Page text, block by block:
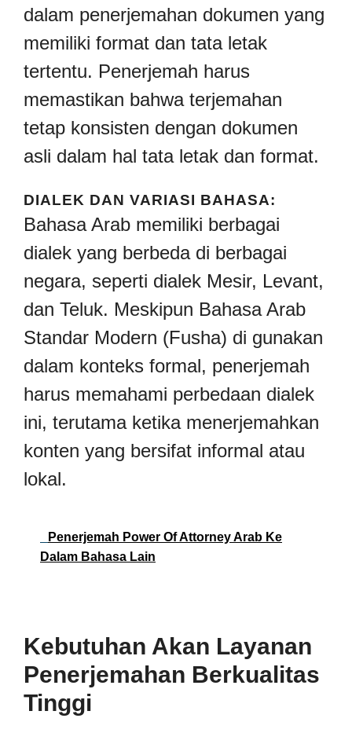
dalam penerjemahan dokumen yang
memiliki format dan tata letak
tertentu. Penerjemah harus
memastikan bahwa terjemahan
tetap konsisten dengan dokumen
asli dalam hal tata letak dan format.
DIALEK DAN VARIASI BAHASA:
Bahasa Arab memiliki berbagai
dialek yang berbeda di berbagai
negara, seperti dialek Mesir, Levant,
dan Teluk. Meskipun Bahasa Arab
Standar Modern (Fusha) di gunakan
dalam konteks formal, penerjemah
harus memahami perbedaan dialek
ini, terutama ketika menerjemahkan
konten yang bersifat informal atau
lokal.
Penerjemah Power Of Attorney Arab Ke
Dalam Bahasa Lain
Kebutuhan Akan Layanan
Penerjemahan Berkualitas
Tinggi